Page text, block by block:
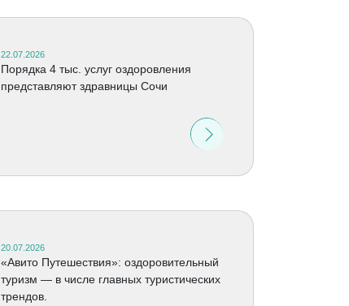
22.07.2026
Порядка 4 тыс. услуг оздоровления
представляют здравницы Сочи
20.07.2026
«Авито Путешествия»: оздоровительный
туризм — в числе главных туристических
трендов.